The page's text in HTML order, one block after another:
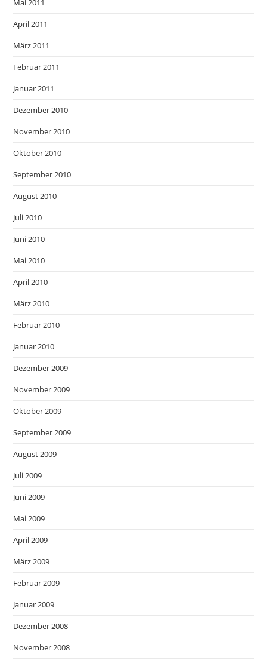
Mai 2011
April 2011
März 2011
Februar 2011
Januar 2011
Dezember 2010
November 2010
Oktober 2010
September 2010
August 2010
Juli 2010
Juni 2010
Mai 2010
April 2010
März 2010
Februar 2010
Januar 2010
Dezember 2009
November 2009
Oktober 2009
September 2009
August 2009
Juli 2009
Juni 2009
Mai 2009
April 2009
März 2009
Februar 2009
Januar 2009
Dezember 2008
November 2008